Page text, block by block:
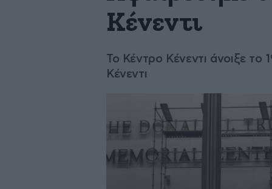
Κένεντι
Το Κέντρο Κένεντι άνοιξε
Κένεντι